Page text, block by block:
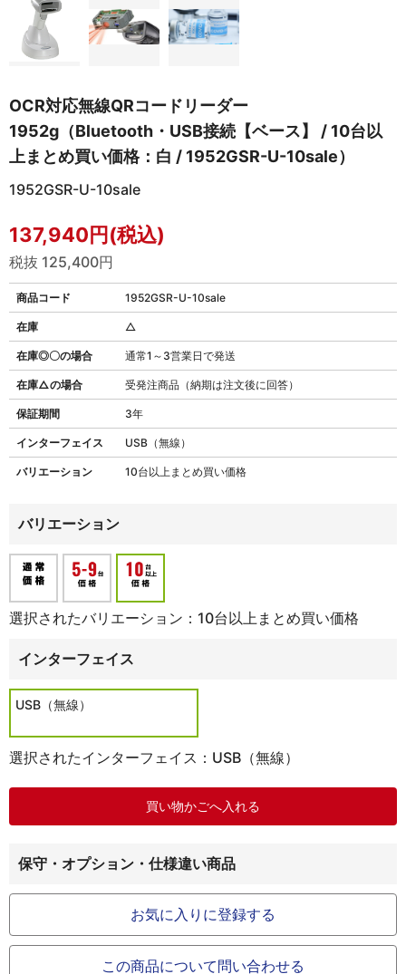
OCR対応無線QRコードリーダー
1952g（Bluetooth・USB接続【ベース】 / 10台以
上まとめ買い価格：白 / 1952GSR-U-10sale）
1952GSR-U-10sale
137,940円(税込)
税抜 125,400円
商品コード 1952GSR-U-10sale
在庫◎〇の場合 通常1～3営業日で発送
在庫△の場合 受発注商品（納期は注文後に回答）
保証期間 3年
インターフェイス USB（無線）
バリエーション 10台以上まとめ買い価格
在庫 △
バリエーション
選択されたバリエーション：10台以上まとめ買い価格
インターフェイス
USB（無線）
選択されたインターフェイス：USB（無線）
保守・オプション・仕様違い商品
お気に入りに登録する
この商品について問い合わせる